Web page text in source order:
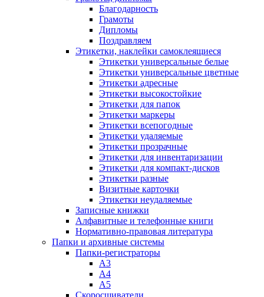
Благодарность
Грамоты
Дипломы
Поздравляем
Этикетки, наклейки самоклеящиеся
Этикетки универсальные белые
Этикетки универсальные цветные
Этикетки адресные
Этикетки высокостойкие
Этикетки для папок
Этикетки маркеры
Этикетки всепогодные
Этикетки удаляемые
Этикетки прозрачные
Этикетки для инвентаризации
Этикетки для компакт-дисков
Этикетки разные
Визитные карточки
Этикетки неудаляемые
Записные книжки
Алфавитные и телефонные книги
Нормативно-правовая литература
Папки и архивные системы
Папки-регистраторы
А3
А4
А5